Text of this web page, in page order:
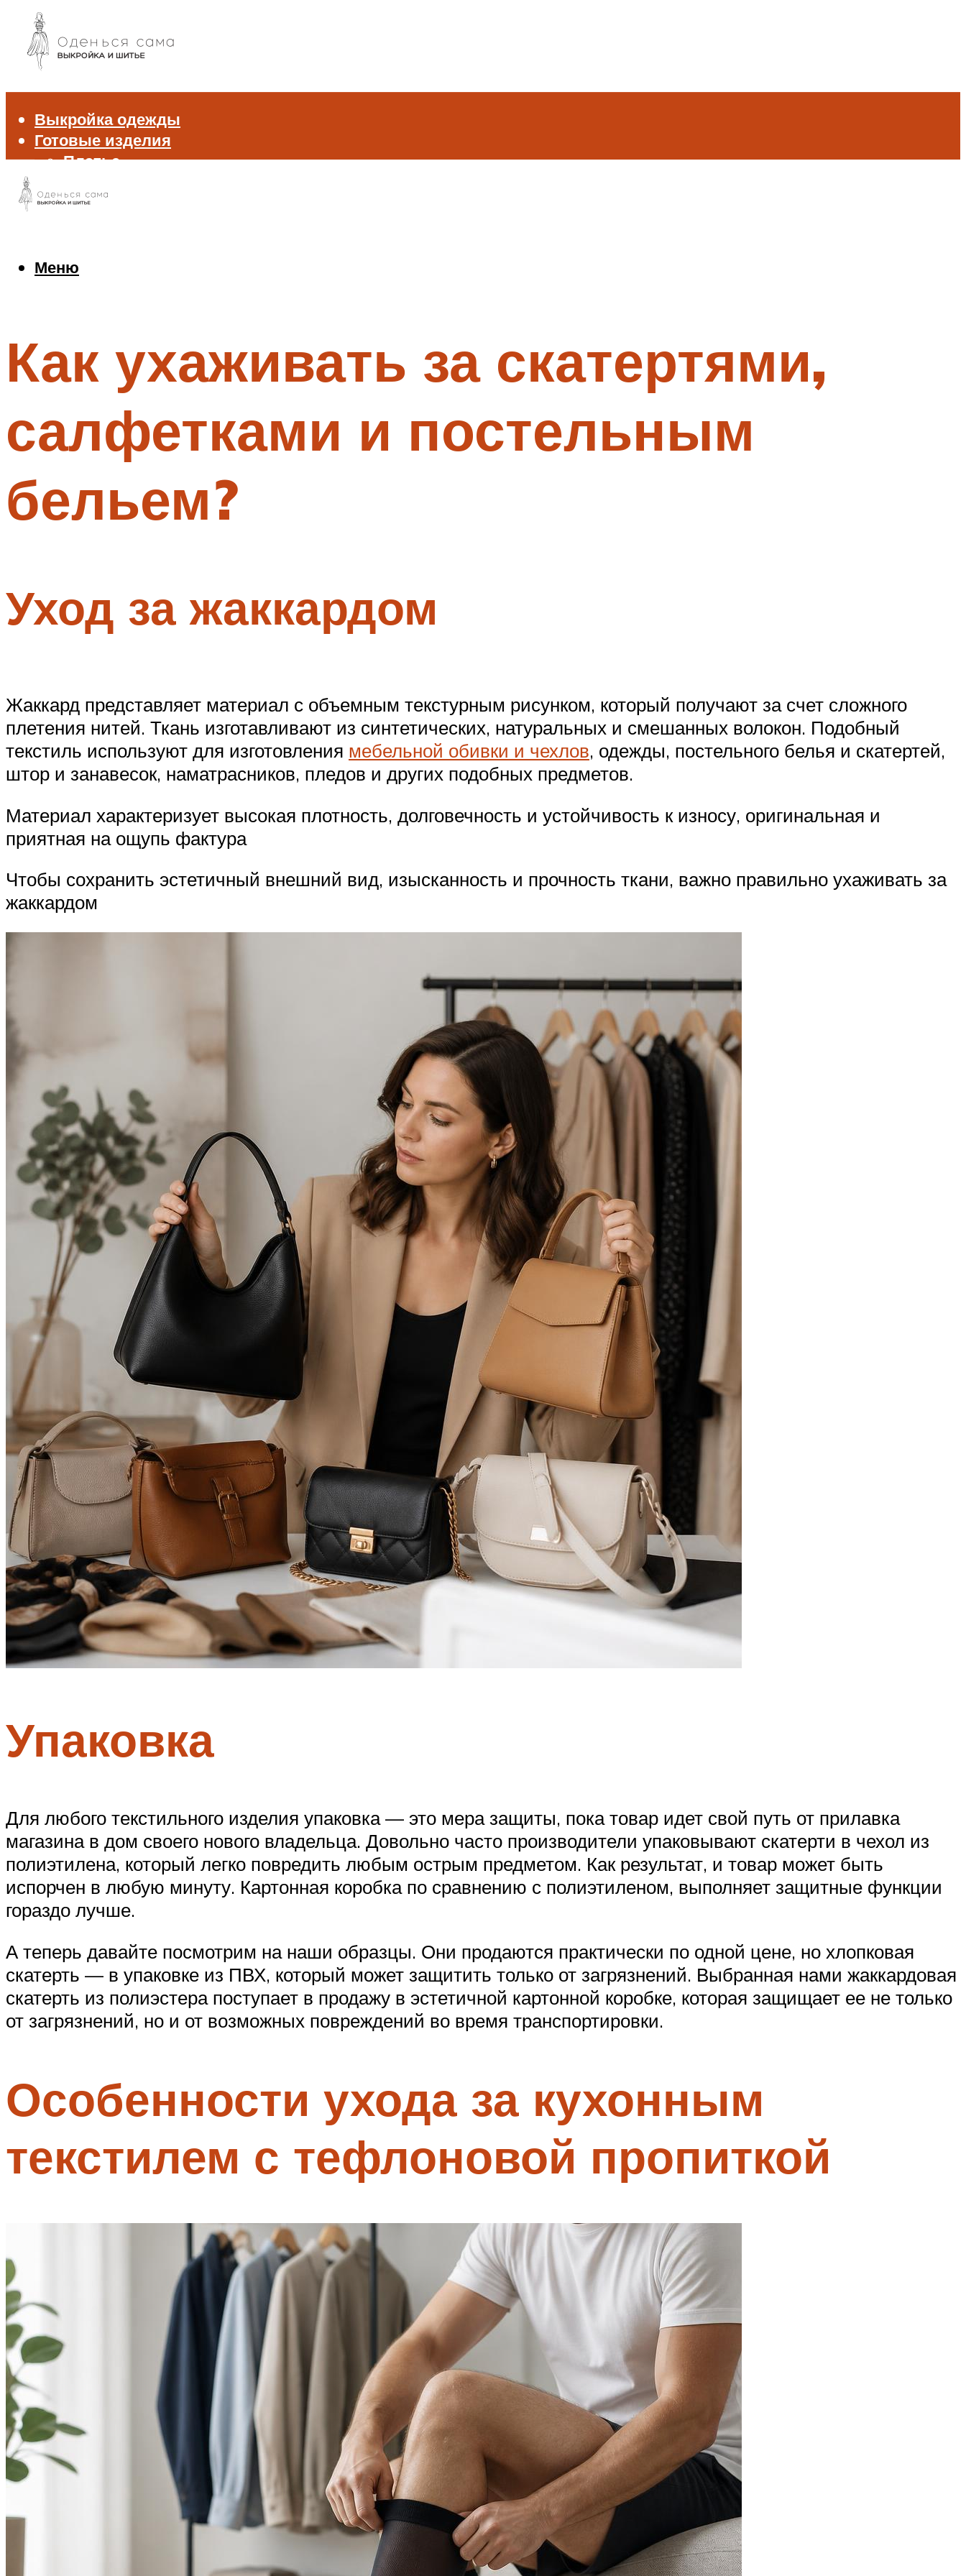
Выкройка одежды
Готовые изделия
Платье
Блуза и рубашка
Джемпер и свитер
Меню
Меню
Как ухаживать за скатертями,
салфетками и постельным
бельем?
Уход за жаккардом
Жаккард представляет материал с объемным текстурным рисунком, который получают за счет сложного
плетения нитей. Ткань изготавливают из синтетических, натуральных и смешанных волокон. Подобный
текстиль используют для изготовления мебельной обивки и чехлов, одежды, постельного белья и скатертей,
штор и занавесок, наматрасников, пледов и других подобных предметов.
Материал характеризует высокая плотность, долговечность и устойчивость к износу, оригинальная и
приятная на ощупь фактура
Чтобы сохранить эстетичный внешний вид, изысканность и прочность ткани, важно правильно ухаживать за
жаккардом
Упаковка
Для любого текстильного изделия упаковка — это мера защиты, пока товар идет свой путь от прилавка
магазина в дом своего нового владельца. Довольно часто производители упаковывают скатерти в чехол из
полиэтилена, который легко повредить любым острым предметом. Как результат, и товар может быть
испорчен в любую минуту. Картонная коробка по сравнению с полиэтиленом, выполняет защитные функции
гораздо лучше.
А теперь давайте посмотрим на наши образцы. Они продаются практически по одной цене, но хлопковая
скатерть — в упаковке из ПВХ, который может защитить только от загрязнений. Выбранная нами жаккардовая
скатерть из полиэстера поступает в продажу в эстетичной картонной коробке, которая защищает ее не только
от загрязнений, но и от возможных повреждений во время транспортировки.
Особенности ухода за кухонным
текстилем с тефлоновой пропиткой